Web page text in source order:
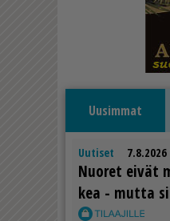
Uusimmat
Uutiset
Nuo­ret ei­vät
kea - mut­ta